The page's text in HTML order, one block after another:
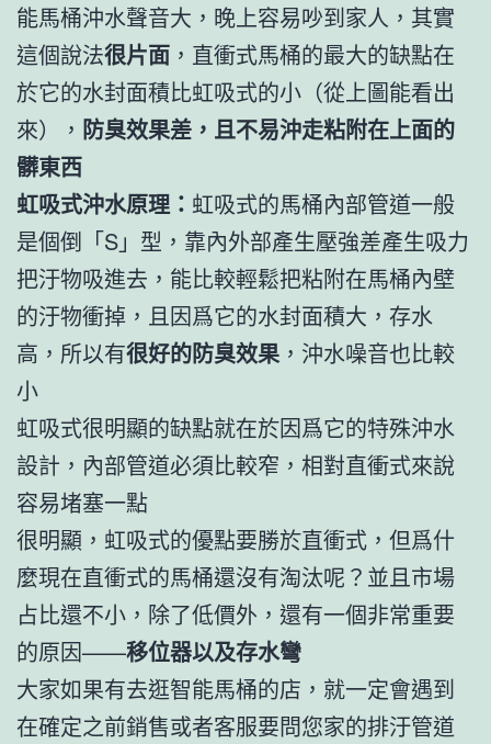
能馬桶沖水聲音大，晚上容易吵到家人，其實
這個說法很片面 ，直衝式馬桶的最大的缺點在
於它的水封面積比虹吸式的小（從上圖能看出
來）， 防臭效果差，且不易沖走粘附在上面的
髒東西
虹吸式沖水原理： 虹吸式的馬桶內部管道一般
是個倒「S」型，靠內外部產生壓強差產生吸力
把汙物吸進去，能比較輕鬆把粘附在馬桶內壁
的汙物衝掉，且因爲它的水封面積大，存水
高，所以有很好的防臭效果 ，沖水噪音也比較
小
虹吸式很明顯的缺點就在於因爲它的特殊沖水
設計，內部管道必須比較窄，相對直衝式來說
容易堵塞一點
很明顯，虹吸式的優點要勝於直衝式，但爲什
麼現在直衝式的馬桶還沒有淘汰呢？並且市場
占比還不小，除了低價外，還有一個非常重要
的原因——移位器以及存水彎
大家如果有去逛智能馬桶的店，就一定會遇到
在確定之前銷售或者客服要問您家的排汙管道